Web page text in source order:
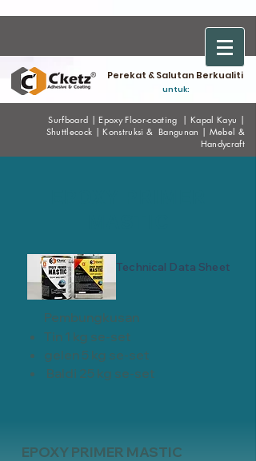
Perekat & Salutan Berkualiti
untuk:
Surfboard |EpoxyFloor-coating |Kapal Kayu |
Shuttlecock |Konstruksi & Bangunan | Mebel &
Handycraft
Pembungkusan
Tin 1 kg se-set
gelen 5 kg se-set
Baldi 25 kg se-set
Technical Data Sheet
EPOXY PRIMER MASTIC